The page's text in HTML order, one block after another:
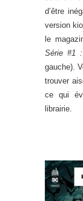
d’être
version
le
Série #1
gauche).
trouver
ce qui
librairie.